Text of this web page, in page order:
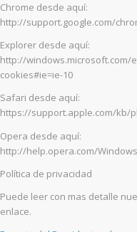
Chrome desde aquí:
http://support.google.com/
Explorer desde aquí:
http://
cookies#ie=ie-10
Safari desde aquí:
https://support.apple.com/kb/
Opera desde aquí:
http://help.opera.com/
Política de privacidad
Puede leer con mas detalle
enlace.